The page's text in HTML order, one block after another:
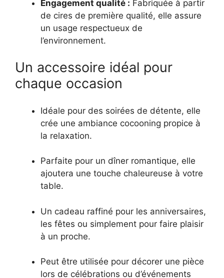
Engagement qualité : Fabriquée à partir
de cires de première qualité, elle assure
un usage respectueux de
l’environnement.
Un accessoire idéal pour
chaque occasion
Idéale pour des soirées de détente, elle
crée une ambiance cocooning propice à
la relaxation.
Parfaite pour un dîner romantique, elle
ajoutera une touche chaleureuse à votre
table.
Un cadeau raffiné pour les anniversaires,
les fêtes ou simplement pour faire plaisir
à un proche.
Peut être utilisée pour décorer une pièce
lors de célébrations ou d’événements